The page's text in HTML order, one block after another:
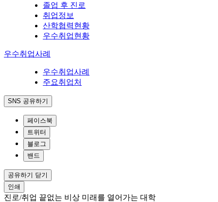
졸업 후 진로
취업정보
산학협력현황
우수취업현황
우수취업사례
우수취업사례
주요취업처
SNS 공유하기
페이스북
트위터
블로그
밴드
공유하기 닫기
인쇄
진로/취업 끝없는 비상 미래를 열어가는 대학